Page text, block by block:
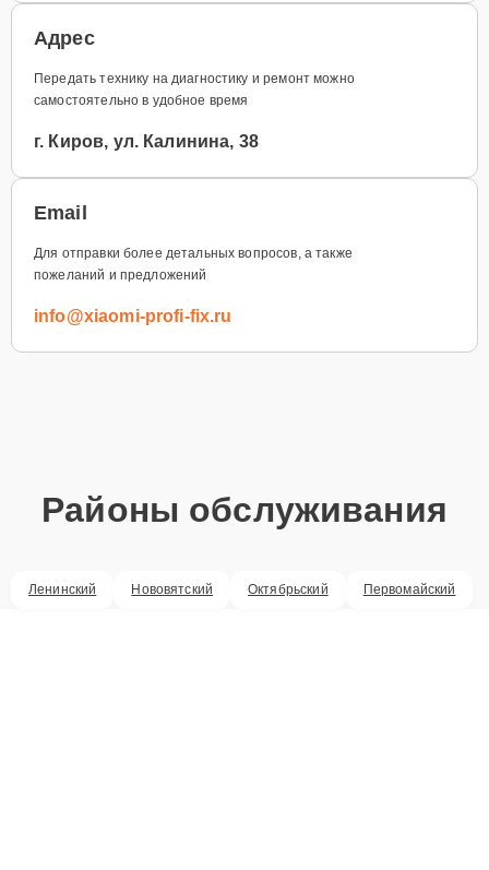
Адрес
Передать технику на диагностику и ремонт можно
самостоятельно в удобное время
г. Киров, ул. Калинина, 38
Email
Для отправки более детальных вопросов, а также
пожеланий и предложений
info@xiaomi-profi-fix.ru
Районы обслуживания
Ленинский Нововятский Октябрьский Первомайский